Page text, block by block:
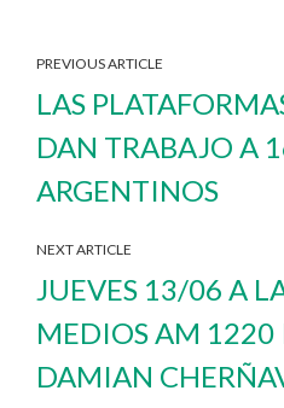
PREVIOUS ARTICLE
LAS
DAN TRABAJO A
ARGENTINOS
NEXT ARTICLE
JUEVES 13/06 A
MEDIOS AM
DAMIAN